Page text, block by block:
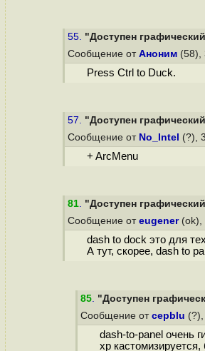
55. "Доступен
Сообщение от Аноним (58),
Press Ctrl to Duck.
57. "Доступен
Сообщение от No_Intel (?),
+ ArcMenu
81. "Доступен
Сообщение от eugener(ok),
dash to dock это для
А тут, скорее, dash to
85. "Доступен
Сообщение от cepblu
dash-to-panel очень
xp